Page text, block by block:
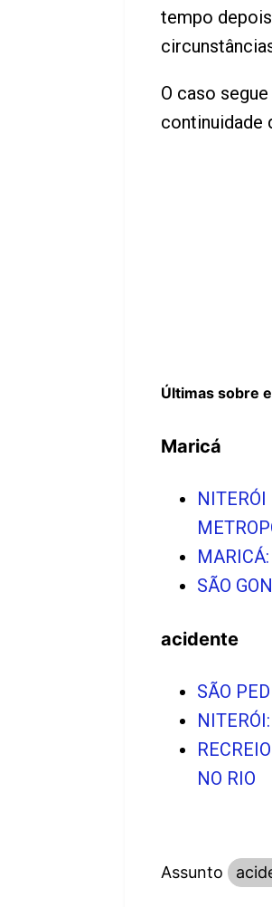
tempo
O caso
continuidade
Últimas sobre
Maricá
NITERÓI
SÃO
acidente
SÃO
NO RIO
Assunto